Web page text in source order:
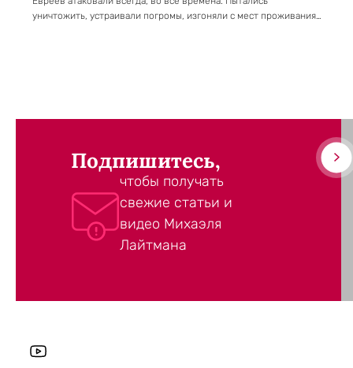
уничтожить, устраивали погромы, изгоняли с мест проживания…
Подпишитесь,
чтобы получать
свежие статьи и
видео Михаэля
Лайтмана